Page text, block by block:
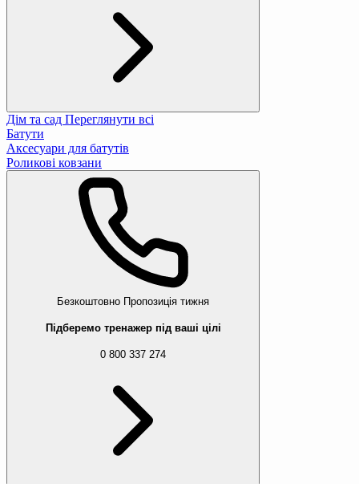
Дім та сад Переглянути всі
Батути
Аксесуари для батутів
Роликові ковзани
Безкоштовно Пропозиція тижня
Підберемо тренажер під ваші цілі
0 800 337 274